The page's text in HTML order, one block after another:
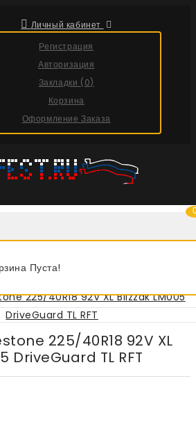
Личный кабинет
Регистрация
Авторизация
Закладки (0)
Корзина
Оформление Заказа
Пуста!
92V XL Blizzak LM005 DriveGuard TL RFT
225/40R18 92V XL
DriveGuard TL RFT